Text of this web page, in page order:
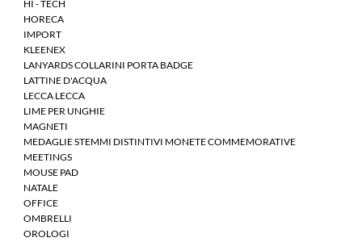
HI - TECH
HORECA
IMPORT
KLEENEX
LANYARDS COLLARINI PORTA BADGE
LATTINE D'ACQUA
LECCA LECCA
LIME PER UNGHIE
MAGNETI
MEDAGLIE STEMMI DISTINTIVI MONETE COMMEMORATIVE
MEETINGS
MOUSE PAD
NATALE
OFFICE
OMBRELLI
OROLOGI